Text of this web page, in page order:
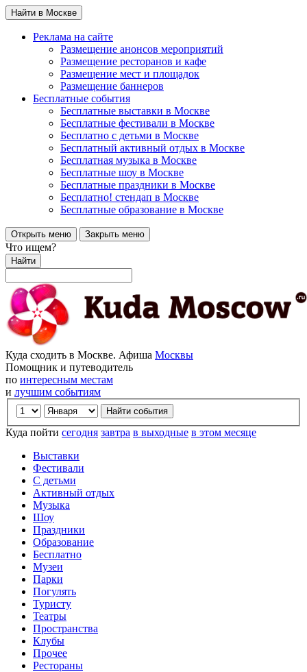
Найти в Москве
Реклама на сайте
Размещение анонсов мероприятий
Размещение ресторанов и кафе
Размещение мест и площадок
Размещение баннеров
Бесплатные события
Бесплатные выставки в Москве
Бесплатные фестивали в Москве
Бесплатно с детьми в Москве
Бесплатный активный отдых в Москве
Бесплатная музыка в Москве
Бесплатные шоу в Москве
Бесплатные праздники в Москве
Бесплатно! стендап в Москве
Бесплатные образование в Москве
Открыть меню Закрыть меню
Что ищем?
Найти
Куда сходить в Москве. Афиша Москвы
Помощник и путеводитель
по интересным местам
и лучшим событиям
Куда пойти сегодня завтра в выходные в этом месяце
Выставки
Фестивали
С детьми
Активный отдых
Музыка
Шоу
Праздники
Образование
Бесплатно
Музеи
Парки
Погулять
Туристу
Театры
Пространства
Клубы
Прочее
Рестораны